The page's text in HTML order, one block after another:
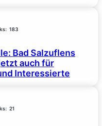
183
Bad Salzuflens
auch für
Interessierte
21